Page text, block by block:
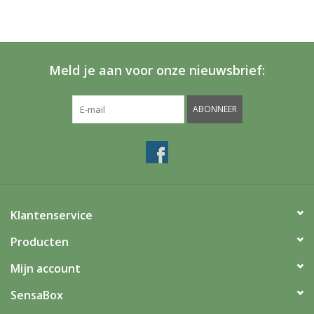
Meld je aan voor onze nieuwsbrief:
ABONNEER
Klantenservice
Producten
Mijn account
SensaBox